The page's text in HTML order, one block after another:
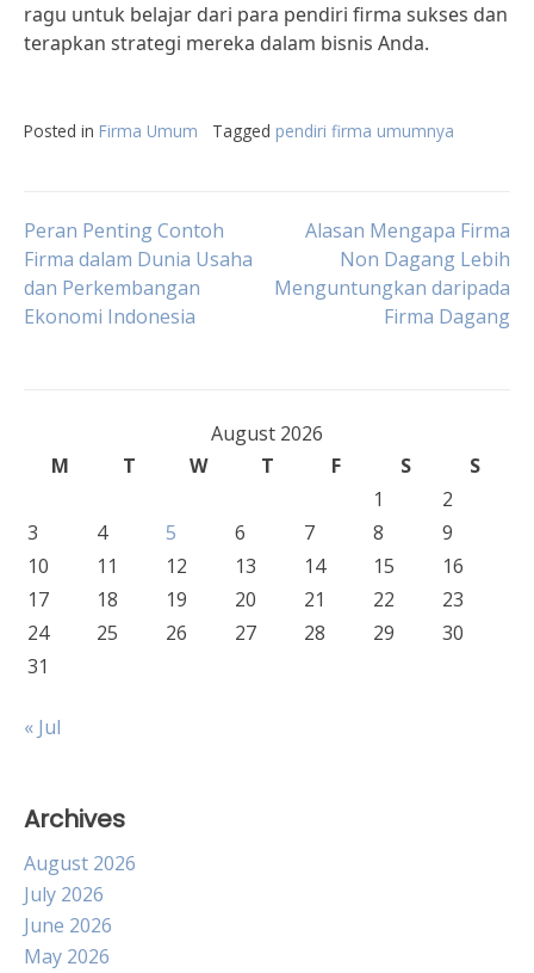
ragu untuk belajar dari para pendiri firma sukses dan
terapkan strategi mereka dalam bisnis Anda.
Posted in Firma Umum Tagged pendiri firma umumnya
Post
navigation
Peran Penting Contoh
Firma dalam Dunia Usaha
dan Perkembangan
Ekonomi Indonesia
Alasan Mengapa Firma
Non Dagang Lebih
Menguntungkan daripada
Firma Dagang
August 2026
M
T W T F S
S
1
2
3
4 5 6 7 8
9
10
11 12 13 14 15
16
17
18 19 20 21 22
23
24
25 26 27 28 29
30
31
« Jul
Archives
August 2026
July 2026
June 2026
May 2026